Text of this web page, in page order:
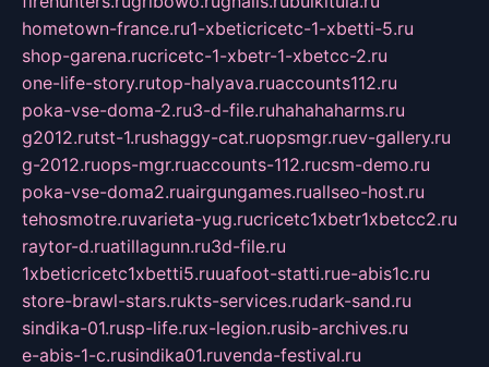
hometown-france.ru1-xbeticricetc-1-xbetti-5.ru
shop-garena.rucricetc-1-xbetr-1-xbetcc-2.ru
one-life-story.rutop-halyava.ruaccounts112.ru
poka-vse-doma-2.ru3-d-file.ruhahahaharms.ru
g2012.rutst-1.rushaggy-cat.ruopsmgr.ruev-gallery.ru
g-2012.ruops-mgr.ruaccounts-112.rucsm-demo.ru
poka-vse-doma2.ruairgungames.ruallseo-host.ru
tehosmotre.ruvarieta-yug.rucricetc1xbetr1xbetcc2.ru
raytor-d.ruatillagunn.ru3d-file.ru
1xbeticricetc1xbetti5.ruuafoot-statti.rue-abis1c.ru
store-brawl-stars.rukts-services.rudark-sand.ru
sindika-01.rusp-life.rux-legion.rusib-archives.ru
e-abis-1-c.rusindika01.ruvenda-festival.ru